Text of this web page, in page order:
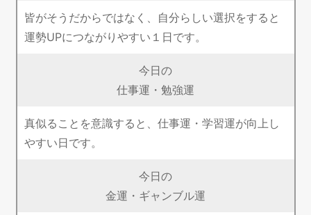
皆がそうだからではなく、自分らしい選択をすると
運勢UPにつながりやすい１日です。
今日の
仕事運・勉強運
真似ることを意識すると、仕事運・学習運が向上し
やすい日です。
今日の
金運・ギャンブル運